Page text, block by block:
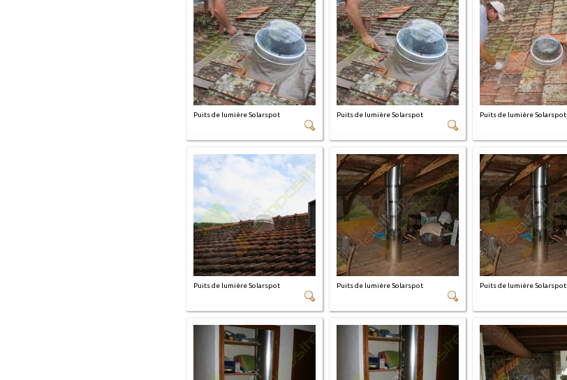
Puits de lumière Solarspot Puits de lumière Solarspot Puits de lumière Solarspot
Puits de lumière Solarspot Puits de lumière Solarspot Puits de lumière Solarspot